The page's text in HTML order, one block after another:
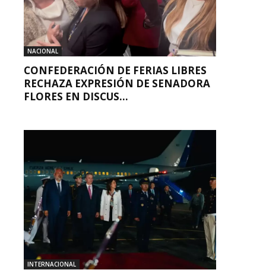
NACIONAL
CONFEDERACIÓN DE FERIAS LIBRES
RECHAZA EXPRESIÓN DE SENADORA
FLORES EN DISCUS...
INTERNACIONAL